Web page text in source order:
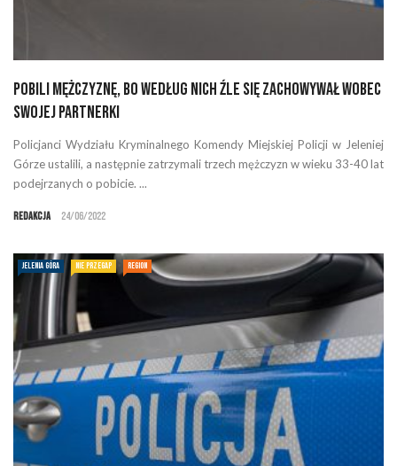
Pobili mężczyznę, bo według nich źle się zachowywał wobec
swojej partnerki
Policjanci Wydziału Kryminalnego Komendy Miejskiej Policji w Jeleniej
Górze ustalili, a następnie zatrzymali trzech mężczyzn w wieku 33-40 lat
podejrzanych o pobicie. ...
Redakcja 24/06/2022
JELENIA GÓRA NIE PRZEGAP REGION